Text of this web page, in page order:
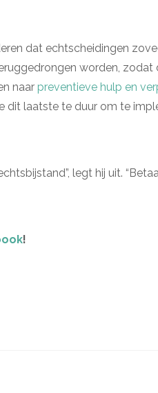
dat echtscheidingen
worden, zodat
naar preventieve hulp en
dit laatste te duur om te
legt hij uit.
!